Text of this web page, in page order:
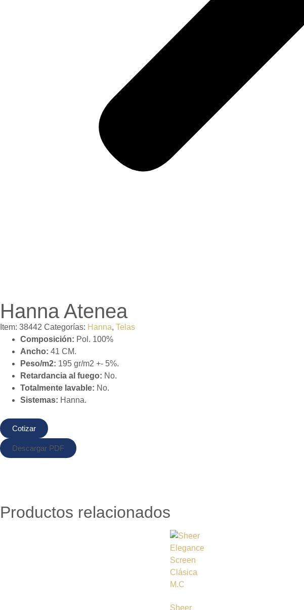
Hanna Atenea
Item: 38442 Categorías: Hanna, Telas
Composición: Pol. 100%
Ancho: 41 CM.
Peso/m2: 195 gr/m2 +- 5%.
Retardancia al fuego: No.
Totalmente lavable: No.
Sistemas: Hanna.
Cotizar
Descargar PDF
Productos relacionados
Sheer